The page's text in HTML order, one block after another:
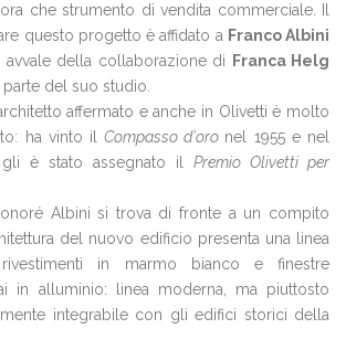
che strumento di vendita commerciale. Il
questo progetto è affidato a Franco Albini
avvale della collaborazione di
Franca Helg
parte del suo studio.
affermato e anche in Olivetti è molto
ha vinto ilCompasso d'oro nel 1955 e nel
è stato assegnato il Premio Olivetti per
Albini si trova di fronte a un compito
del nuovo edificio presenta una linea
in marmo bianco e finestre
in alluminio: linea moderna, ma piuttosto
integrabile con gli edifici storici della